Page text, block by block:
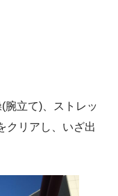
腕立て)、ストレッ
クリアし、いざ出